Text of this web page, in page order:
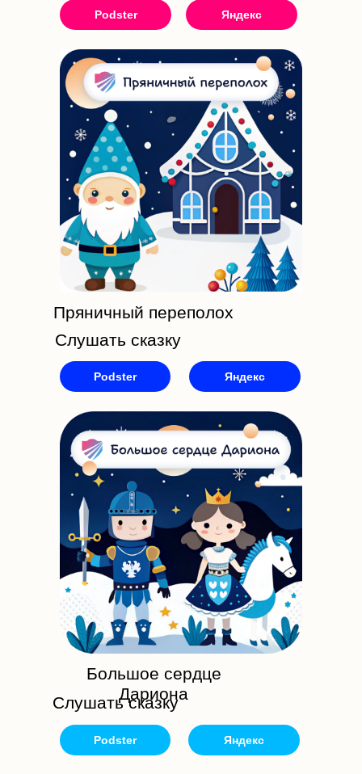
Podster
Podster
Яндекс
Яндекс
Слушать сказку
Большое сердце
Дариона
Podster Яндекс
Слушать сказку
Пряничный переполох